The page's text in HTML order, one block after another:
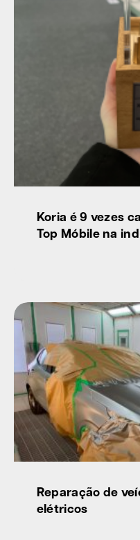
Koria é 9 vezes
Top Móbile na
Reparação de
elétricos